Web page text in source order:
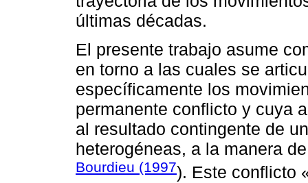
últimas décadas.
El presente trabajo asume
en torno a las cuales se
específicamente los
permanente conflicto y cuya
al resultado contingente de
heterogéneas, a la manera
Bourdieu (1997). Este conflicto